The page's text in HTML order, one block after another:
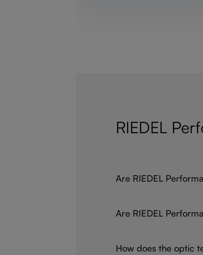
RIEDEL
Are RIEDEL
Are RIEDEL
How does the optic